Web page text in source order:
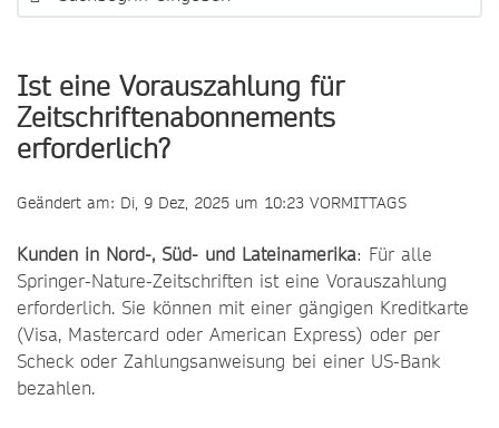
Ist eine Vorauszahlung für
Zeitschriftenabonnements
erforderlich?
Geändert am: Di, 9 Dez, 2025 um 10:23 VORMITTAGS
Kunden in Nord-, Süd- und Lateinamerika: Für alle
Springer-Nature-Zeitschriften ist eine Vorauszahlung
erforderlich. Sie können mit einer gängigen Kreditkarte
(Visa, Mastercard oder American Express) oder per
Scheck oder Zahlungsanweisung bei einer US-Bank
bezahlen.